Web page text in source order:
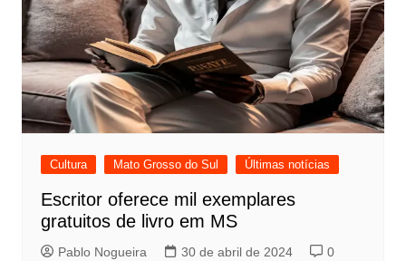
Cultura Mato Grosso do Sul Últimas notícias
Escritor oferece mil exemplares
gratuitos de livro em MS
Pablo Nogueira 30 de abril de 2024 0